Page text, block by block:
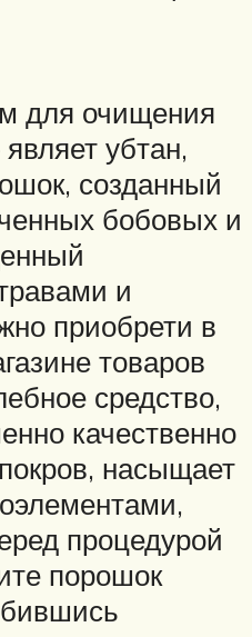
для очищения
убтан,
созданный
бобовых и
и
приобрети в
товаров
средство,
качественно
насыщает
процедурой
порошок